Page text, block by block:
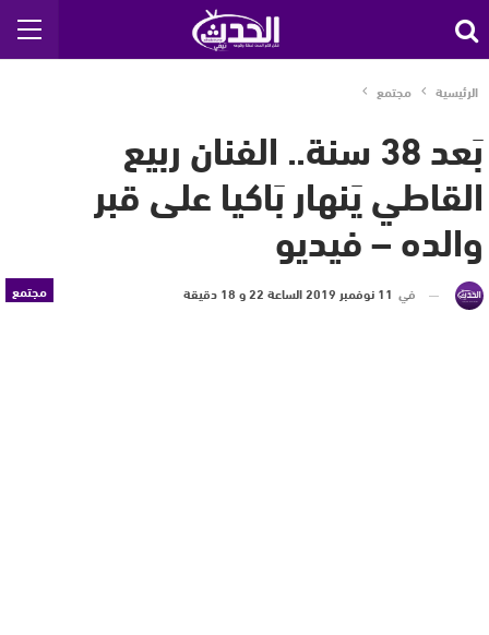
الرئيسية مجتمع
بَعد 38 سنة.. الفنان ربيع
القاطي يَنهار بَاكيا على قبر
والده – فيديو
مجتمع في 11 نوفمبر 2019 الساعة 22 و 18 دقيقة